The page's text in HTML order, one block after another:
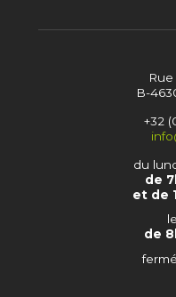
B-
+32
du
de
et de
de